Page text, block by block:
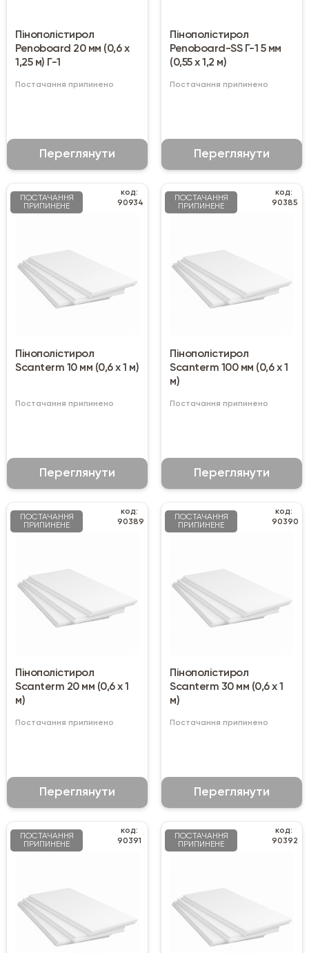
Пінополістирол
Penoboard 20 мм (0,6 х
1,25 м) Г-1
Постачання припинено
Переглянути
Пінополістирол
Penoboard-SS Г-1 5 мм
(0,55 х 1,2 м)
Постачання припинено
Переглянути
ПОСТАЧАННЯ
ПРИПИНЕНЕ
код:
90934
Пінополістирол
Scanterm 10 мм (0,6 х 1 м)
Постачання припинено
Переглянути
ПОСТАЧАННЯ
ПРИПИНЕНЕ
код:
90385
Пінополістирол
Scanterm 100 мм (0,6 х 1
м)
Постачання припинено
Переглянути
ПОСТАЧАННЯ
ПРИПИНЕНЕ
код:
90389
Пінополістирол
Scanterm 20 мм (0,6 х 1
м)
Постачання припинено
Переглянути
ПОСТАЧАННЯ
ПРИПИНЕНЕ
код:
90390
Пінополістирол
Scanterm 30 мм (0,6 х 1
м)
Постачання припинено
Переглянути
ПОСТАЧАННЯ
ПРИПИНЕНЕ
код:
90391
ПОСТАЧАННЯ
ПРИПИНЕНЕ
код:
90392